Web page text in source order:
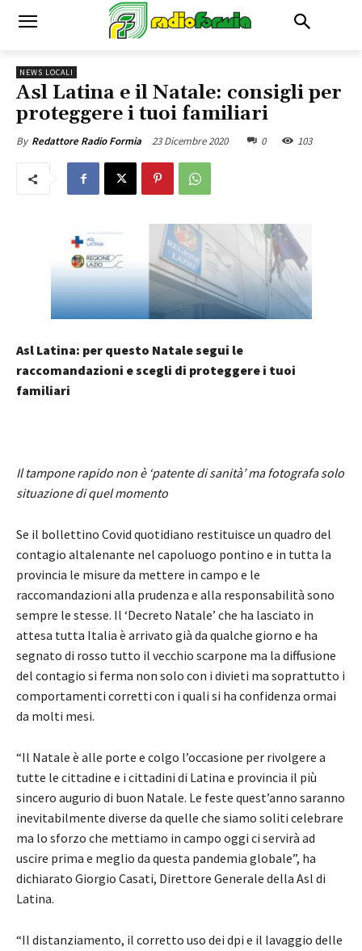
NEWS LOCALI
Asl Latina e il Natale: consigli per
proteggere i tuoi familiari
By Redattore Radio Formia 23 Dicembre 2020 0 103
Asl Latina: per questo Natale segui le
raccomandazioni e scegli di proteggere i tuoi
familiari
Il tampone rapido non è ‘patente di sanità’ ma fotografa solo
situazione di quel momento
Se il bollettino Covid quotidiano restituisce un quadro del
contagio altalenante nel capoluogo pontino e in tutta la
provincia le misure da mettere in campo e le
raccomandazioni alla prudenza e alla responsabilità sono
sempre le stesse. Il ‘Decreto Natale’ che ha lasciato in
attesa tutta Italia è arrivato già da qualche giorno e ha
segnato di rosso tutto il vecchio scarpone ma la diffusione
del contagio si ferma non solo con i divieti ma soprattutto i
comportamenti corretti con i quali si ha confidenza ormai
da molti mesi.
“Il Natale è alle porte e colgo l’occasione per rivolgere a
tutte le cittadine e i cittadini di Latina e provincia il più
sincero augurio di buon Natale. Le feste quest’anno saranno
inevitabilmente diverse da quelle che siamo soliti celebrare
ma lo sforzo che mettiamo in campo oggi ci servirà ad
uscire prima e meglio da questa pandemia globale”, ha
dichiarato Giorgio Casati, Direttore Generale della Asl di
Latina.
“Il distanziamento, il corretto uso dei dpi e il lavaggio delle